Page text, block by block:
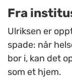
Fra
Ulriksen er
spade: når
bor i, kan det
som et hjem.